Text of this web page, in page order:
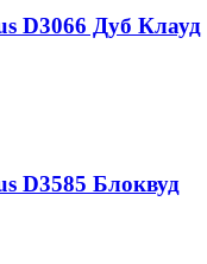
D3066 Дуб Клауд
D3585 Блоквуд